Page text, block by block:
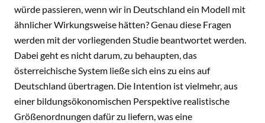
würde passieren, wenn wir in Deutschland ein Modell mit
ähnlicher Wirkungsweise hätten? Genau diese Fragen
werden mit der vorliegenden Studie beantwortet werden.
Dabei geht es nicht darum, zu behaupten, das
österreichische System ließe sich eins zu eins auf
Deutschland übertragen. Die Intention ist vielmehr, aus
einer bildungsökonomischen Perspektive realistische
Größenordnungen dafür zu liefern, was eine